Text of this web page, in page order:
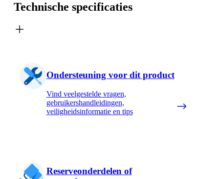
Technische specificaties
Ondersteuning voor dit product
Vind veelgestelde vragen,
gebruikershandleidingen,
veiligheidsinformatie en tips
Reserveonderdelen of